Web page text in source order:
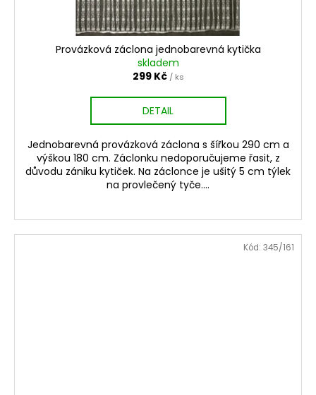
Provázková záclona jednobarevná kytička
skladem
299 Kč / ks
DETAIL
Jednobarevná provázková záclona s šířkou 290 cm a
výškou 180 cm. Záclonku nedoporučujeme řasit, z
důvodu zániku kytiček. Na záclonce je ušitý 5 cm týlek
na provlečený tyče....
Kód: 345/161